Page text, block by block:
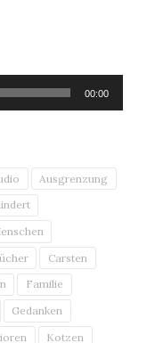
00:00
Ausgrenzung
Carsten
Familie
Gedanken
Kotzen